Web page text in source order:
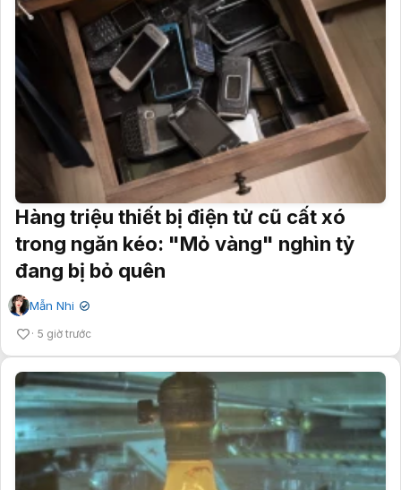
Hàng triệu thiết bị điện tử cũ cất xó
trong ngăn kéo: "Mỏ vàng" nghìn tỷ
đang bị bỏ quên
Mẫn Nhi ✔
5 giờ trước